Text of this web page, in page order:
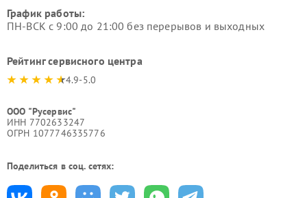
График работы:
ПН-ВСК с 9:00 до 21:00 без перерывов и выходных
Рейтинг сервисного центра
4.9-5.0
ООО "Русервис"
ИНН 7702633247
ОГРН 1077746335776
Поделиться в соц. сетях: